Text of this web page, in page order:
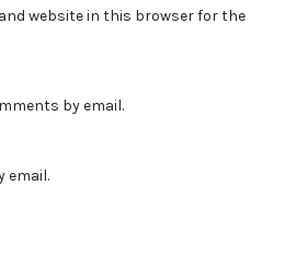
website in this browser for the
by email.
email.